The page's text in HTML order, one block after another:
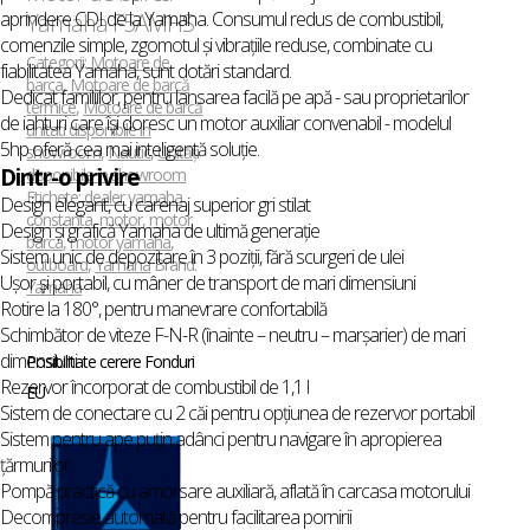
Yamaha F5AMHS
Categorii:Motoare de
barca,Motoare de barcă
termice,Motoare de barcă
unitati disponibile in
showroom,Nautic,Unități
disponibile în showroom
Etichete:dealer yamaha
constanta,motor,motor
barca,motor yamaha,
outboard,YamahaBrand:
Yamaha
Posibilitate cerere Fonduri
EU
aprindere CDI de la Yamaha. Consumul redus de combustibil,
comenzile simple, zgomotul şi vibraţiile reduse, combinate cu
fiabilitatea Yamaha, sunt dotări standard.
Dedicat familiilor, pentru lansarea facilă pe apă - sau proprietarilor
de iahturi care îşi doresc un motor auxiliar convenabil - modelul
5hp oferă cea mai inteligentă soluţie.
Dintr-o privire
Design elegant, cu carenaj superior gri stilat
Design şi grafică Yamaha de ultimă generaţie
Sistem unic de depozitare în 3 poziţii, fără scurgeri de ulei
Uşor şi portabil, cu mâner de transport de mari dimensiuni
Rotire la 180°, pentru manevrare confortabilă
Schimbător de viteze F-N-R (înainte – neutru – marşarier) de mari
dimensiuni
Rezervor încorporat de combustibil de 1,1 l
Sistem de conectare cu 2 căi pentru opţiunea de rezervor portabil
Sistem pentru ape puţin adânci pentru navigare în apropierea
ţărmurilor
Pompă practică cu amorsare auxiliară, aflată în carcasa motorului
Decompresie automată pentru facilitarea pornirii